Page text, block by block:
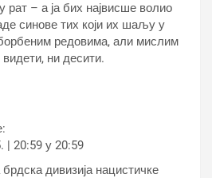
рат – а ја бих највисше волио
синове тих који их шаљу у
редовима, али мислим
ни десити.
| 20:59 у 20:59
дивизија нацистичке